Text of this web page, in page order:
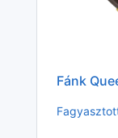
Fánk